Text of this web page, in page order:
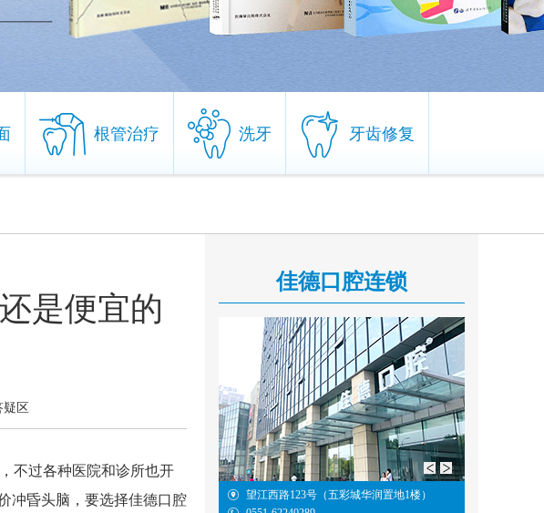
根管治疗 洗牙 牙齿修复
是便宜的
区
不过各种医院和诊所也开
冲昏头脑，要选择佳德口腔
佳德口腔连锁
座（包河万达向南100m）
望江西路123号（五彩城华润置地1楼）
蒙城北路108号(地铁3号
胡亚萍
擅长项目：口腔内根管
的修复...
[详情]
在线咨询
张晓云
擅长项目：显微根管治
疗、前后牙美学修复、
阻生牙...[详情]
在线咨询